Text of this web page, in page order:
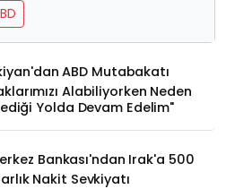
ABD Mutabakatı
Alabiliyorken Neden
Yolda Devam Edelim"
Bankası'ndan Irak'a 500
Nakit Sevkiyatı